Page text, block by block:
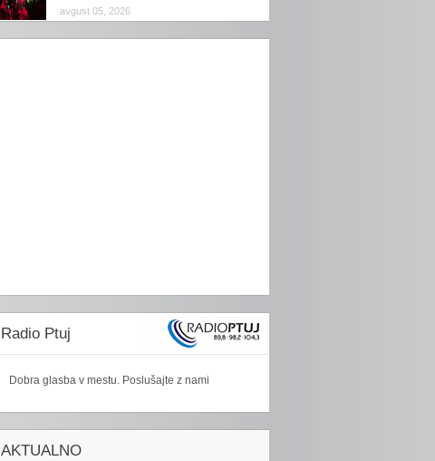
avgust 05, 2026
Radio Ptuj
Dobra glasba v mestu. Poslušajte z nami
AKTUALNO